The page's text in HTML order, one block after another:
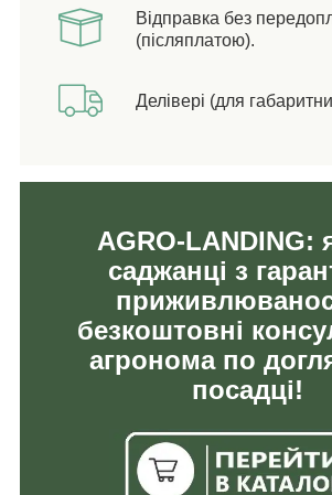
Відправка без
(післяплатою).
Делівері (для
AGRO-LANDING:
саджанці з
безкоштовні
агронома по
посадці!